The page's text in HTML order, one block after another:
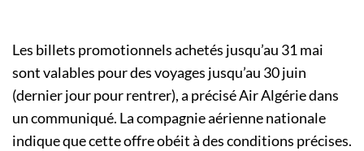
Les billets promotionnels achetés jusqu’au 31 mai
sont valables pour des voyages jusqu’au 30 juin
(dernier jour pour rentrer), a précisé Air Algérie dans
un communiqué. La compagnie aérienne nationale
indique que cette offre obéit à des conditions précises.